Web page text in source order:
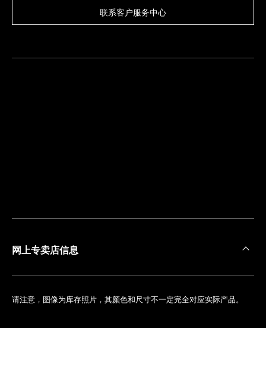
联系客户服务中心
网上专卖店信息
请注意，图像为库存照片，其颜色和尺寸不一定完全对应实际产品。